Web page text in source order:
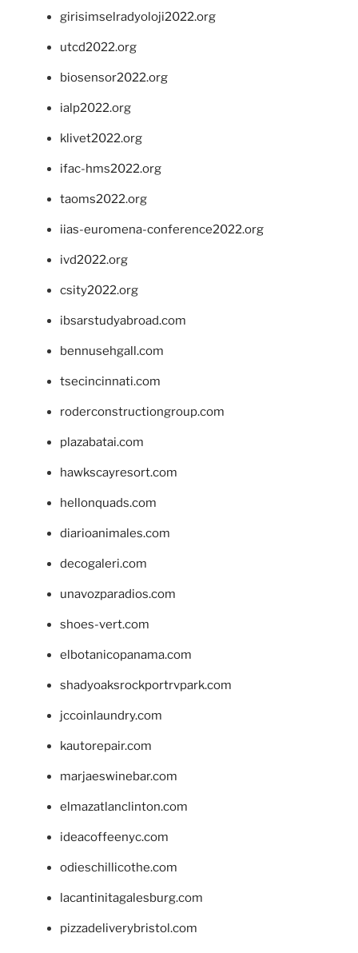
girisimselradyoloji2022.org
utcd2022.org
biosensor2022.org
ialp2022.org
klivet2022.org
ifac-hms2022.org
taoms2022.org
iias-euromena-conference2022.org
ivd2022.org
csity2022.org
ibsarstudyabroad.com
bennusehgall.com
tsecincinnati.com
roderconstructiongroup.com
plazabatai.com
hawkscayresort.com
hellonquads.com
diarioanimales.com
decogaleri.com
unavozparadios.com
shoes-vert.com
elbotanicopanama.com
shadyoaksrockportrvpark.com
jccoinlaundry.com
kautorepair.com
marjaeswinebar.com
elmazatlanclinton.com
ideacoffeenyc.com
odieschillicothe.com
lacantinitagalesburg.com
pizzadeliverybristol.com